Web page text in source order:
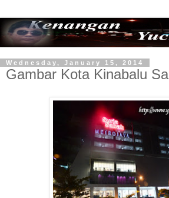
Wednesday, January 15, 2014
Gambar Kota Kinabalu